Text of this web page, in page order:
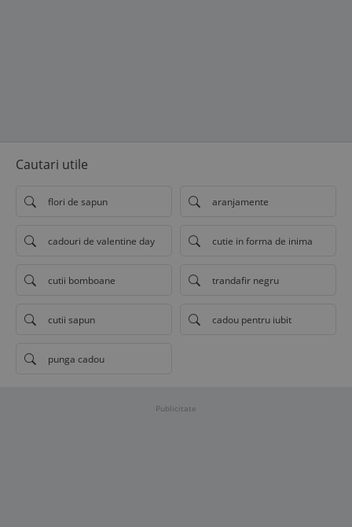
Cautari utile
flori de sapun aranjamente
cadouri de valentine day cutie in forma de inima
cutii bomboane trandafir negru
cutii sapun cadou pentru iubit
punga cadou
Publicitate